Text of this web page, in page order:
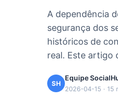
A dependência
segurança dos
históricos de
real. Este artigo
SH
Equipe
2026-04-15 · 15